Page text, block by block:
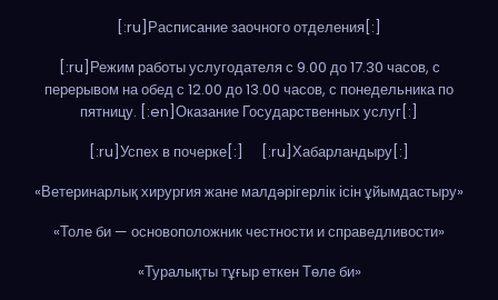
[:ru]Расписание заочного отделения[:]
[:ru]Режим работы услугодателя с 9.00 до 17.30 часов, с
перерывом на обед с 12.00 до 13.00 часов, с понедельника по
пятницу. [:en]Оказание Государственных услуг[:]
[:ru]Успех в почерке[:]
[:ru]Хабарландыру[:]
«Ветеринарлық хирургия жане малдәрігерлік ісін ұйымдастыру»
«Толе би — основоположник честности и справедливости»
«Туралықты тұғыр еткен Төле би»